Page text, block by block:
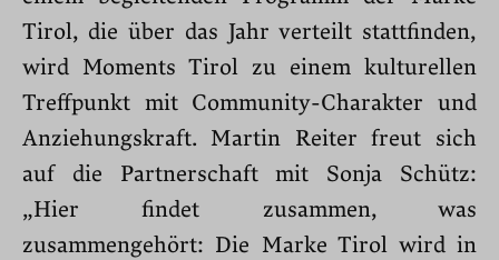
Tirol, die über das Jahr verteilt stattfinden,
wird Moments Tirol zu einem kulturellen
Treffpunkt mit Community-Charakter und
Anziehungskraft. Martin Reiter freut sich
auf die Partnerschaft mit Sonja Schütz:
„Hier findet zusammen, was
zusammengehört: Die Marke Tirol wird in